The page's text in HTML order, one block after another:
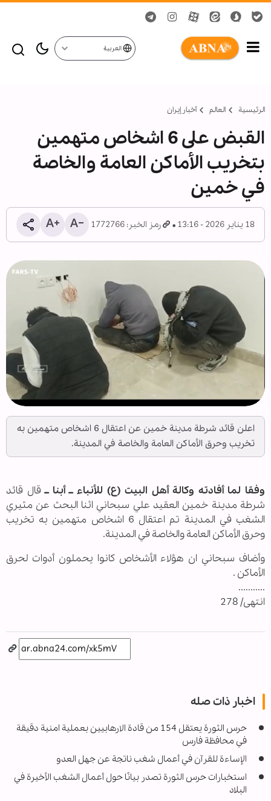
العربية
الرئيسية العالم أخبار إيران
القبض على 6 اشخاص متهمين
بتخريب الأماكن العامة والخاصة
في خمين
18 يناير 2026 - 13:16 رمز الخبر: 1772766
اعلن قائد شرطة مدينة خمين عن اعتقال 6 اشخاص متهمين به
تخريب وحرق الأماكن العامة والخاصة في المدينة.
وفقا لما أفادته وكالة أهل البيت (ع) للأنباء ــ أبنا ــقال قائد
شرطة مدينة خمين العقيد علي سبحاني اثنا البحث عن مثيري
الشغب في المدينة تم اعتقال 6 اشخاص متهمين به تخريب
وحرق الأماكن العامة والخاصة في المدينة.
وأضاف سبحاني ان هؤلاء الأشخاص كانوا يحملون أدوات لحرق
الأماكن .
...........
انتهى/ 278
اخبار ذات صله
حرس الثورة يعتقل 154 من قادة الارهابيين بعملية امنية دقيقة
في محافظة فارس
الإساءة للقرآن في أعمال شغب ناتجة عن جهل العدو
استخبارات حرس الثورة تصدر بيانًا حول أعمال الشغب الأخيرة في
البلاد